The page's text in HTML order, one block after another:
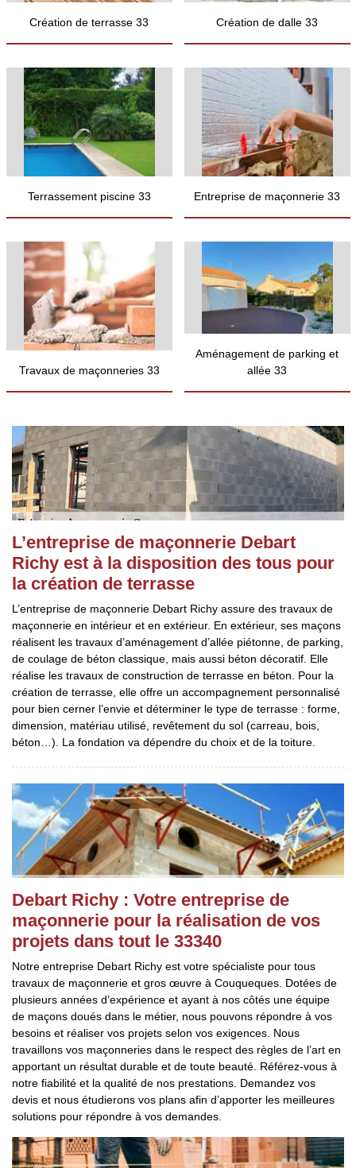
Création de terrasse 33 Création de dalle 33
Terrassement piscine 33 Entreprise de maçonnerie 33
Travaux de maçonneries 33
Aménagement de parking et
allée 33
L’entreprise de maçonnerie Debart
Richy est à la disposition des tous pour
la création de terrasse
L’entreprise de maçonnerie Debart Richy assure des travaux de
maçonnerie en intérieur et en extérieur. En extérieur, ses maçons
réalisent les travaux d’aménagement d’allée piétonne, de parking,
de coulage de béton classique, mais aussi béton décoratif. Elle
réalise les travaux de construction de terrasse en béton. Pour la
création de terrasse, elle offre un accompagnement personnalisé
pour bien cerner l’envie et déterminer le type de terrasse : forme,
dimension, matériau utilisé, revêtement du sol (carreau, bois,
béton…). La fondation va dépendre du choix et de la toiture.
Debart Richy : Votre entreprise de
maçonnerie pour la réalisation de vos
projets dans tout le 33340
Notre entreprise Debart Richy est votre spécialiste pour tous
travaux de maçonnerie et gros œuvre à Couqueques. Dotées de
plusieurs années d’expérience et ayant à nos côtés une équipe
de maçons doués dans le métier, nous pouvons répondre à vos
besoins et réaliser vos projets selon vos exigences. Nous
travaillons vos maçonneries dans le respect des règles de l’art en
apportant un résultat durable et de toute beauté. Référez-vous à
notre fiabilité et la qualité de nos prestations. Demandez vos
devis et nous étudierons vos plans afin d’apporter les meilleures
solutions pour répondre à vos demandes.